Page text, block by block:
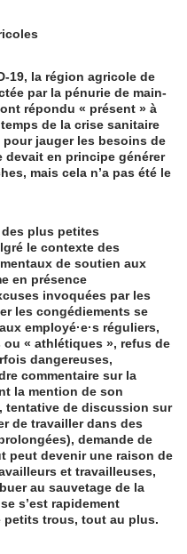
19, la région agricole de
par la pénurie de main-
répondu « présent » à
de la crise sanitaire
jauger les besoins de
devait en principe générer
mais cela n’a pas été le
des plus petites
le contexte des
de soutien aux
en présence
invoquées par les
les congédiements se
employé·e·s réguliers,
« athlétiques », refus de
dangereuses,
commentaire sur la
la mention de son
tentative de discussion sur
de travailler dans des
demande de
peut devenir une raison de
et travailleuses,
au sauvetage de la
s’est rapidement
petits trous, tout au plus.